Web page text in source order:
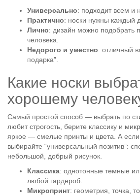
Универсально: подходит всем и
Практично: носки нужны каждый
Лично: дизайн можно подобрать
человека.
Недорого и уместно: отличный
подарка”.
Какие носки
хорошему
Самый простой способ — выбрать по
любит строгость, берите классику и
яркое — смелые принты и цвета. А
выбирайте “универсальный позитив”:
небольшой, добрый рисунок.
Классика: однотонные темные
любой гардероб.
Микропринт: геометрия, точка,